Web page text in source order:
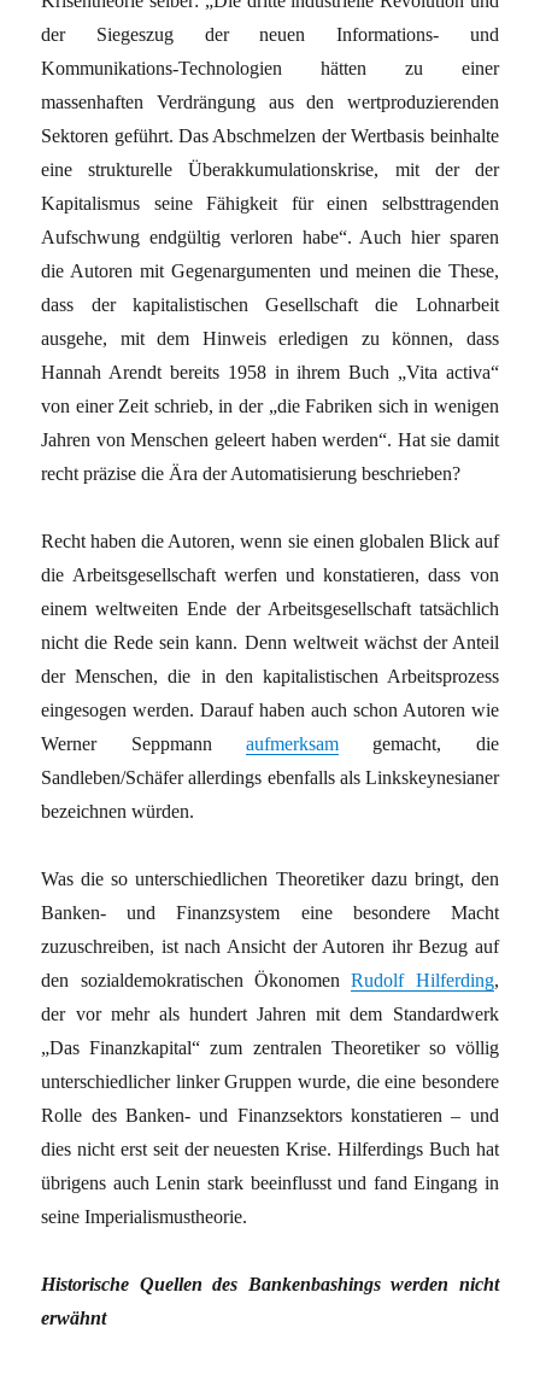
der Siegeszug der neuen Informations- und
Kommunikations-Technologien hätten zu einer
massenhaften Verdrängung aus den wertproduzierenden
Sektoren geführt. Das Abschmelzen der Wertbasis beinhalte
eine strukturelle Überakkumulationskrise, mit der der
Kapitalismus seine Fähigkeit für einen selbsttragenden
Aufschwung endgültig verloren habe“. Auch hier sparen
die Autoren mit Gegenargumenten und meinen die These,
dass der kapitalistischen Gesellschaft die Lohnarbeit
ausgehe, mit dem Hinweis erledigen zu können, dass
Hannah Arendt bereits 1958 in ihrem Buch „Vita activa“
von einer Zeit schrieb, in der „die Fabriken sich in wenigen
Jahren von Menschen geleert haben werden“. Hat sie damit
recht präzise die Ära der Automatisierung beschrieben?
Recht haben die Autoren, wenn sie einen globalen Blick auf
die Arbeitsgesellschaft werfen und konstatieren, dass von
einem weltweiten Ende der Arbeitsgesellschaft tatsächlich
nicht die Rede sein kann. Denn weltweit wächst der Anteil
der Menschen, die in den kapitalistischen Arbeitsprozess
eingesogen werden. Darauf haben auch schon Autoren wie
Werner Seppmann aufmerksam gemacht, die
Sandleben/Schäfer allerdings ebenfalls als Linkskeynesianer
bezeichnen würden.
Was die so unterschiedlichen Theoretiker dazu bringt, den
Banken- und Finanzsystem eine besondere Macht
zuzuschreiben, ist nach Ansicht der Autoren ihr Bezug auf
den sozialdemokratischen ÖkonomenRudolf Hilferding,
der vor mehr als hundert Jahren mit dem Standardwerk
„Das Finanzkapital“ zum zentralen Theoretiker so völlig
unterschiedlicher linker Gruppen wurde, die eine besondere
Rolle des Banken- und Finanzsektors konstatieren – und
dies nicht erst seit der neuesten Krise. Hilferdings Buch hat
übrigens auch Lenin stark beeinflusst und fand Eingang in
seine Imperialismustheorie.
Historische Quellen des Bankenbashings werden nicht
erwähnt